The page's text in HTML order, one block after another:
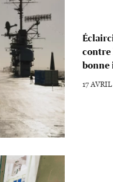
contre
bonne
17